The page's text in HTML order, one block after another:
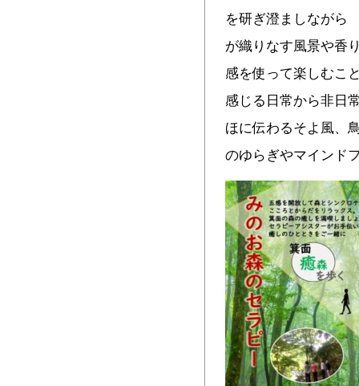
を研ぎ澄ましながら
が織りなす風景や香
感を使って楽しむこ
感じる日常から非日
ほに伝わるそよ風、
のゆらぎやマインド